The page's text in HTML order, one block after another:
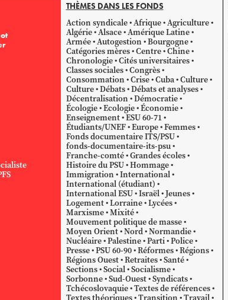
THÈMES DANS LES FONDS
Action syndicale Afrique Agriculture
Algérie Alsace Amérique Latine
Armée Autogestion Bourgogne
Catégories mères Centre Chine
Chronologie Cités universitaires
Classes sociales Congrès
Consommation Crise Cuba Culture
Culture Débats Débats et analyses
Décentralisation Démocratie
Écologie Ecologie Économie
Enseignement ESU 60-71
Étudiants/UNEF Europe Femmes
Fonds documentaire ITS/PSU
fonds-documentaire-its-psu
Franche-comté Grandes écoles
Histoire du PSU Hommage
Immigration International
International (étudiant)
International ESU Israël Jeunes
Logement Lorraine Lycées
Marxisme Mixité
Mouvement politique de masse
Moyen Orient Nord Normandie
Nucléaire Palestine Parti Police
Presse PSU 60-90 Réformes Régions
Régions Ouest Retraites Santé
Sections Social Socialisme
Sorbonne Sud-Ouest Syndicats
Tchécoslovaquie Textes de références